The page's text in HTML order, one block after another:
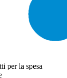
per la spesa